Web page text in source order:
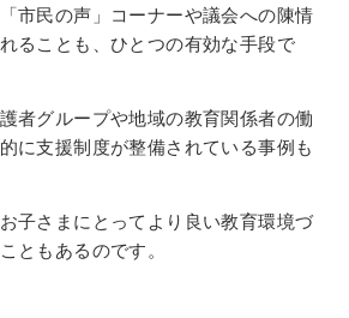
市民の声」コーナーや議会への陳情
ることも、ひとつの有効な手段で
者グループや地域の教育関係者の働
に支援制度が整備されている事例も
子さまにとってより良い教育環境づ
ともあるのです。